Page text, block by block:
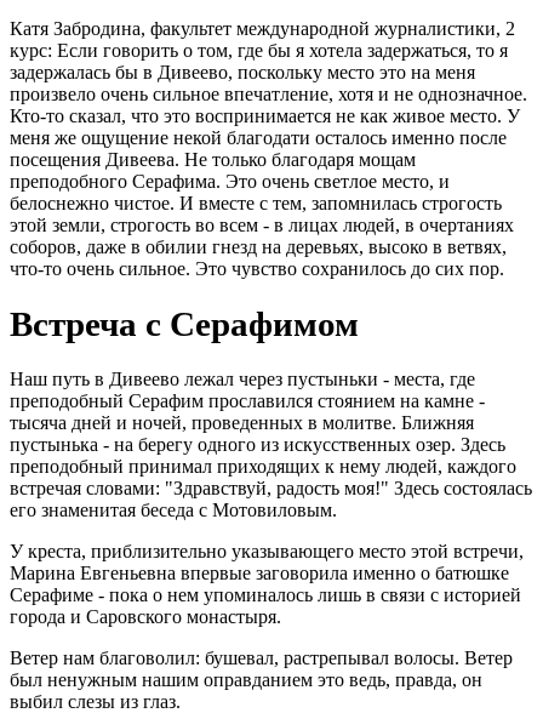
Катя Забродина, факультет международной журналистики, 2
курс: Если говорить о том, где бы я хотела задержаться, то я
задержалась бы в Дивеево, поскольку место это на меня
произвело очень сильное впечатление, хотя и не однозначное.
Кто-то сказал, что это воспринимается не как живое место. У
меня же ощущение некой благодати осталось именно после
посещения Дивеева. Не только благодаря мощам
преподобного Серафима. Это очень светлое место, и
белоснежно чистое. И вместе с тем, запомнилась строгость
этой земли, строгость во всем - в лицах людей, в очертаниях
соборов, даже в обилии гнезд на деревьях, высоко в ветвях,
что-то очень сильное. Это чувство сохранилось до сих пор.
Встреча с Серафимом
Наш путь в Дивеево лежал через пустыньки - места, где
преподобный Серафим прославился стоянием на камне -
тысяча дней и ночей, проведенных в молитве. Ближняя
пустынька - на берегу одного из искусственных озер. Здесь
преподобный принимал приходящих к нему людей, каждого
встречая словами: "Здравствуй, радость моя!" Здесь состоялась
его знаменитая беседа с Мотовиловым.
У креста, приблизительно указывающего место этой встречи,
Марина Евгеньевна впервые заговорила именно о батюшке
Серафиме - пока о нем упоминалось лишь в связи с историей
города и Саровского монастыря.
Ветер нам благоволил: бушевал, растрепывал волосы. Ветер
был ненужным нашим оправданием это ведь, правда, он
выбил слезы из глаз.